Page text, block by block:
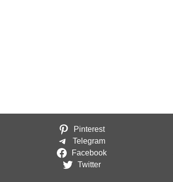
Pinterest
Telegram
Facebook
Twitter